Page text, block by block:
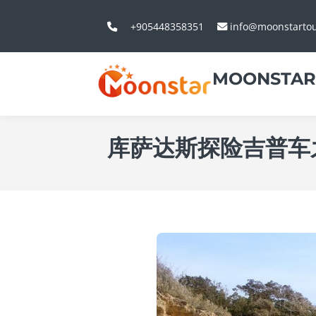
+905448358351
MOONSTAR
库萨达斯探险吉普